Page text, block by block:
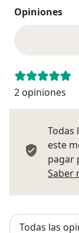
Opiniones
2 opiniones
Todas
este
pagar
Saber